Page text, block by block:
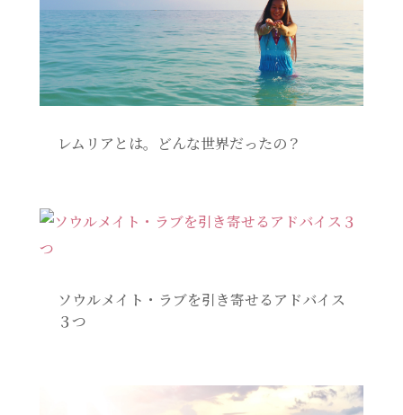
レムリアとは。どんな世界だったの？
ソウルメイト・ラブを引き寄せるアドバイス
３つ